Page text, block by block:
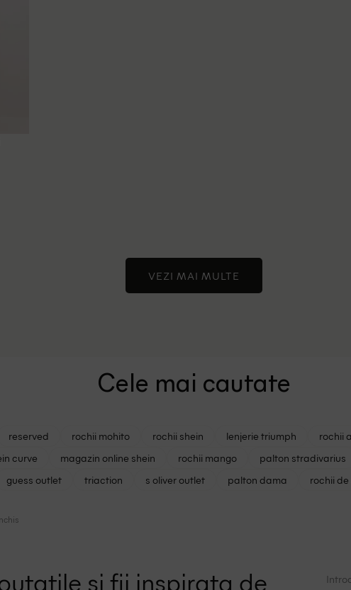
VEZI MAI MULTE
Cele mai cautate
reserved rochii mohito rochii shein lenjerie triumph rochii
curve magazin online shein rochii mango palton stradivarius
guess outlet
triaction s oliver outlet palton dama rochii
si fii inspirata de